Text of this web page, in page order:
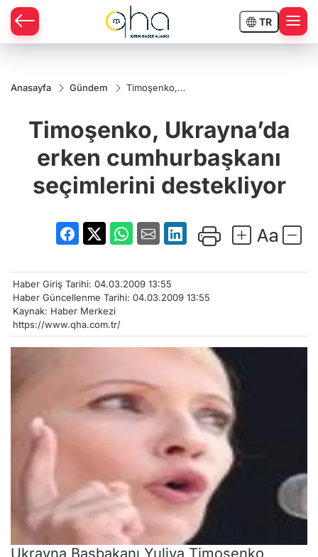
TR
Anasayfa Gündem
Timoşenko,
cumhurbaşkanı
seçimlerini
destekliyor
Timoşenko, Ukrayna’da
erken cumhurbaşkanı
seçimlerini destekliyor
Haber Giriş Tarihi: 04.03.2009 13:55
Haber Güncellenme Tarihi: 04.03.2009 13:55
Kaynak: Haber Merkezi
https://www.qha.com.tr/